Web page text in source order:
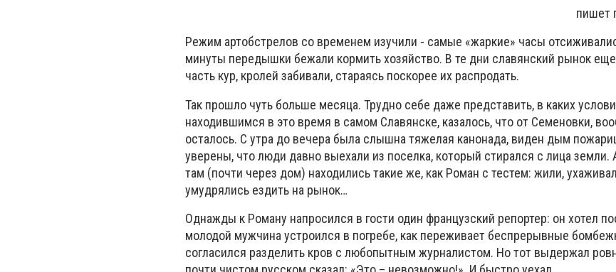
пишет
Режим артобстрелов со временем изучили - самые «жаркие» часы
минуты передышки бежали кормить хозяйство. В те дни славянский рынок еще
часть кур, кролей забивали, стараясь поскорее их распродать.
Так прошло чуть больше месяца. Трудно себе даже представить, в каких
находившимся в это время в самом Славянске, казалось, что от Семеновки,
осталось. С утра до вечера была слышна тяжелая канонада, виден дым
уверены, что люди давно выехали из поселка, который стирался с лица земли.
там (почти через дом) находились такие же, как Роман с тестем: жили,
умудрялись ездить на рынок…
Однажды к Роману напросился в гости один французский репортер: он хотел
молодой мужчина устроился в погребе, как переживает беспрерывные
согласился разделить кров с любопытным журналистом. Но тот выдержал